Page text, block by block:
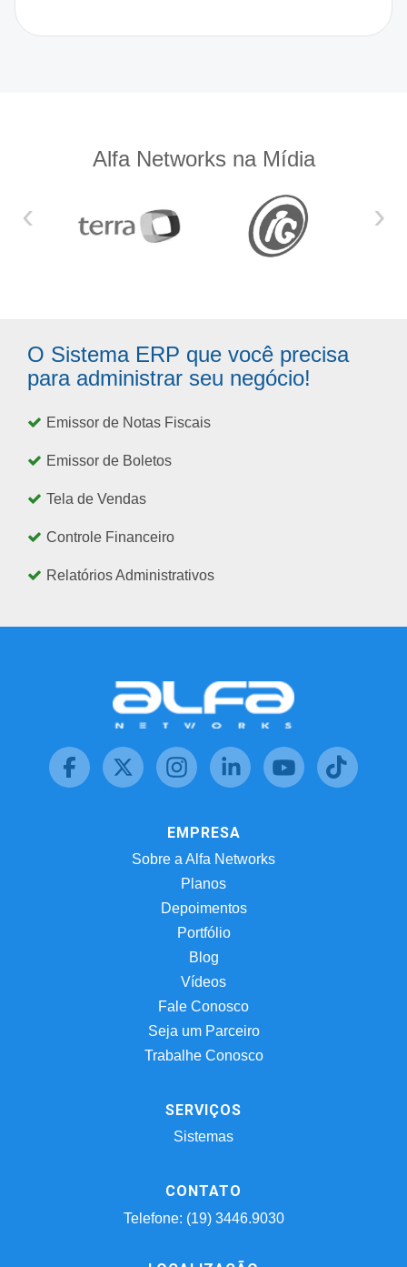
Alfa Networks na Mídia
‹ ›
O Sistema ERP que você precisa
para administrar seu negócio!
Emissor de Notas Fiscais
Emissor de Boletos
Tela de Vendas
Controle Financeiro
Relatórios Administrativos
EMPRESA
Sobre a Alfa Networks
Planos
Depoimentos
Portfólio
Blog
Vídeos
Fale Conosco
Seja um Parceiro
Trabalhe Conosco
SERVIÇOS
Sistemas
CONTATO
Telefone: (19) 3446.9030